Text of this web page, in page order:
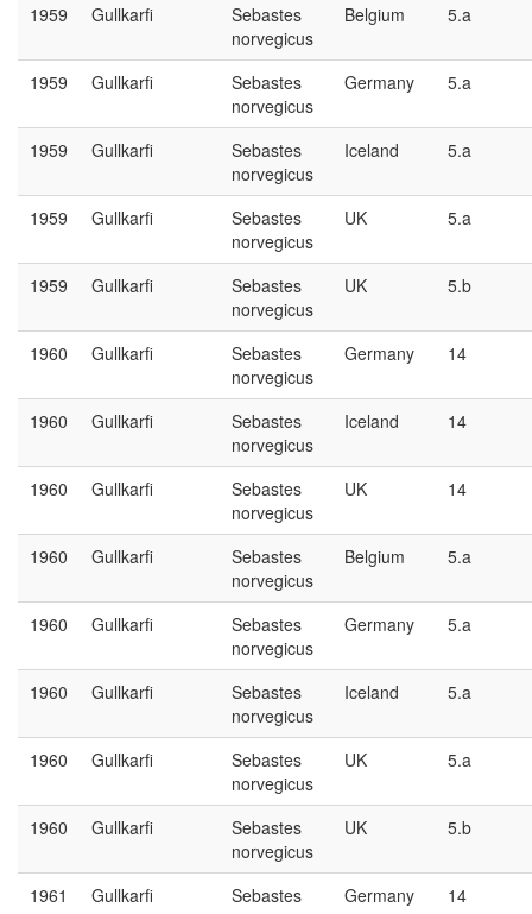
1959 Gullkarfi
Sebastes
norvegicus
Belgium 5.a
1959 Gullkarfi
Sebastes
norvegicus
Germany 5.a
1959 Gullkarfi
Sebastes
norvegicus
Iceland 5.a
1959 Gullkarfi
Sebastes
norvegicus
UK 5.a
1959 Gullkarfi
Sebastes
norvegicus
UK 5.b
1960 Gullkarfi
Sebastes
norvegicus
Germany 14
1960 Gullkarfi
Sebastes
norvegicus
Iceland 14
1960 Gullkarfi
Sebastes
norvegicus
UK 14
1960 Gullkarfi
Sebastes
norvegicus
Belgium 5.a
1960 Gullkarfi
Sebastes
norvegicus
Germany 5.a
1960 Gullkarfi
Sebastes
norvegicus
Iceland 5.a
1960 Gullkarfi
Sebastes
norvegicus
UK 5.a
1960 Gullkarfi
Sebastes
norvegicus
UK 5.b
1961 Gullkarfi
Sebastes
Germany 14